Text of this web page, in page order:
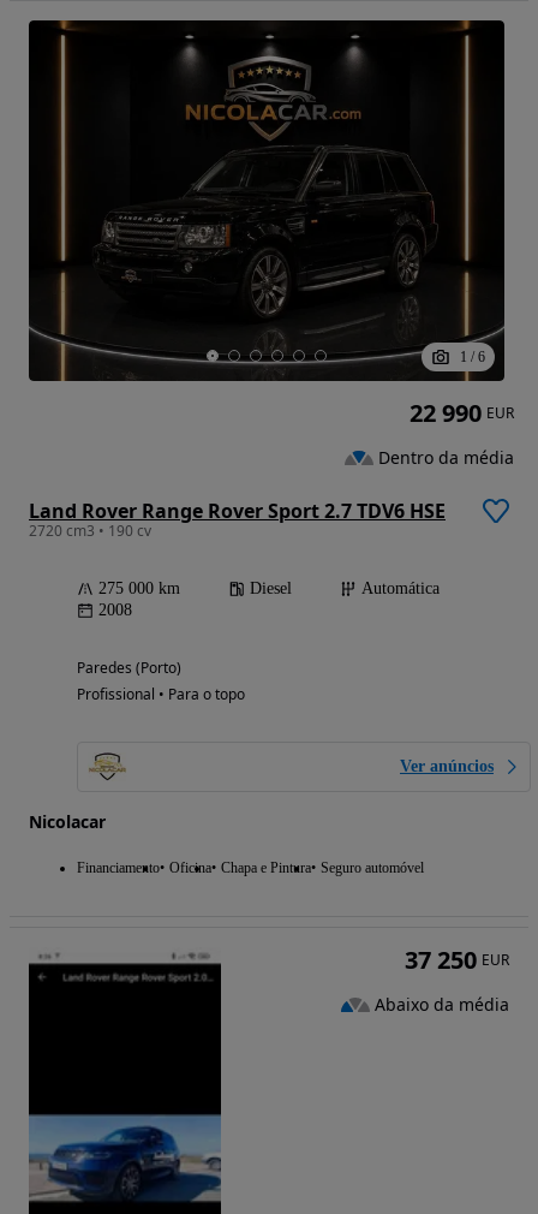
1 / 6
Land Rover Range Rover Sport 2.7 TDV6 HSE
2720 cm3 • 190 cv
275 000 km Diesel
Automática
2008
Paredes (Porto)
Profissional • Para o topo
Ver anúncios
Nicolacar
Financiamento Oficina Chapa e Pintura Seguro automóvel
22 990 EUR
Dentro da média
37 250 EUR
Abaixo da média